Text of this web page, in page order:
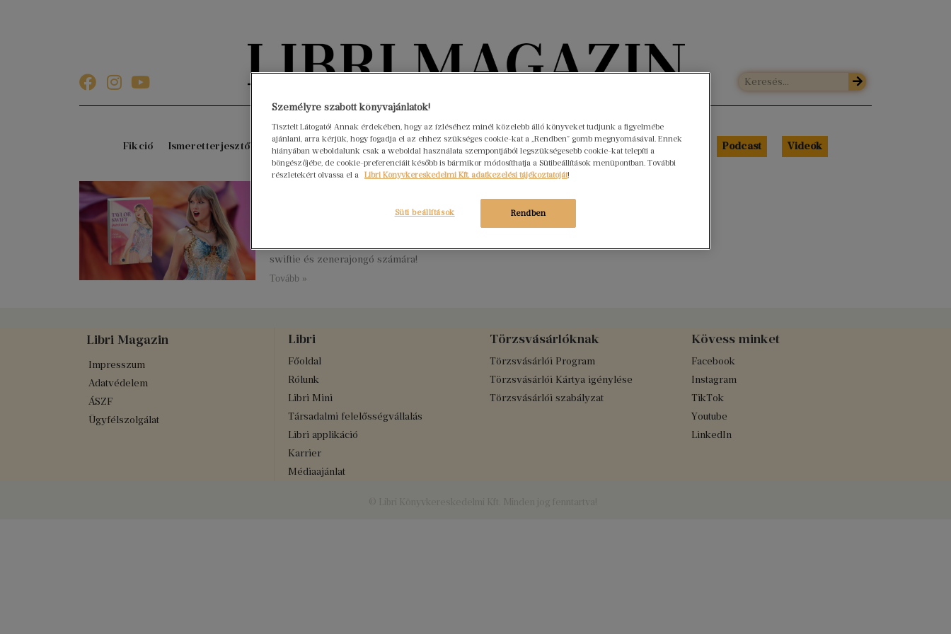
Könyvektől az olvasókig
Fikció Ismeretterjesztő Gyerekkönyvek Interjúk Beleolvasó A hónap könyvei HÍREK Libri Portré Podcast Videók
swiftie és zenerajongó számára!
Tovább »
Libri Magazin
Impresszum
Adatvédelem
ÁSZF
Ügyfélszolgálat
Libri
Főoldal
Rólunk
Libri Mini
Társadalmi felelősségvállalás
Libri applikáció
Karrier
Médiaajánlat
Törzsvásárlóknak
Törzsvásárlói Program
Törzsvásárlói Kártya igénylése
Törzsvásárlói szabályzat
Kövess minket
Facebook
Instagram
TikTok
Youtube
LinkedIn
Személyre szabott könyvajánlatok!
Tisztelt Látogató! Annak érdekében, hogy az ízléséhez minél közelebb álló könyveket tudjunk a figyelmébe
ajánlani, arra kérjük, hogy fogadja el az ehhez szükséges cookie-kat a „Rendben” gomb megnyomásával. Ennek
hiányában weboldalunk csak a weboldal használata szempontjából legszükségesebb cookie-kat telepíti a
böngészőjébe, de cookie-preferenciáit később is bármikor módosíthatja a Sütibeállítások menüpontban. További
részletekért olvassa el a Libri Könyvkereskedelmi Kft. adatkezelési tájékoztatóját!
Rendben
Süti beállítások